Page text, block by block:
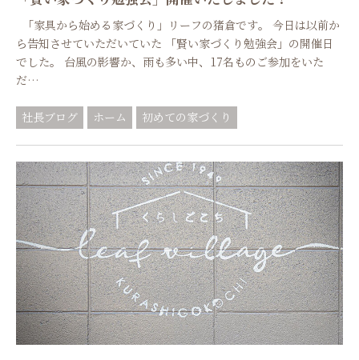
「家具から始める家づくり」リーフの猪倉です。 今日は以前か
ら告知させていただいていた 「賢い家づくり勉強会」の開催日
でした。 台風の影響か、雨も多い中、17名ものご参加をいた
だ…
社長ブログ ホーム 初めての家づくり